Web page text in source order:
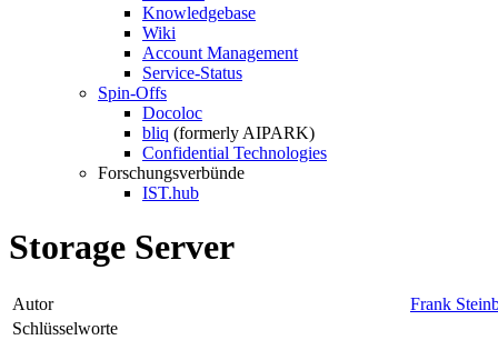
Knowledgebase
Wiki
Account Management
Service-Status
Spin-Offs
Docoloc
bliq (formerly AIPARK)
Confidential Technologies
Forschungsverbünde
IST.hub
Storage Server
Autor
Frank
Schlüsselworte